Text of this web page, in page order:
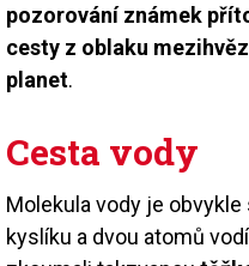
pozorování známek
cesty z oblaku
planet.
Cesta vody
Molekula vody je
kyslíku a dvou atomů